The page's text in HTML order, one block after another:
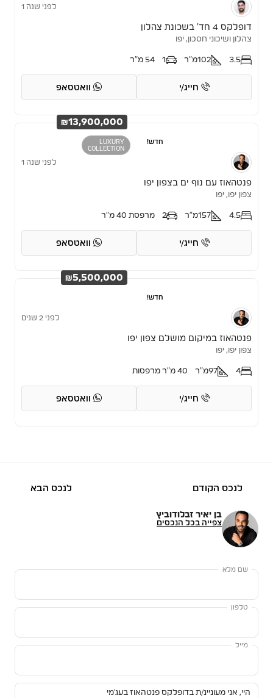
לפני שנה 1
דופלקס 4 חד’ בשכונת צהלון
צהלון ושיכוני חסכון, יפו
3.5
102מ"ר 1 54 מ"ר
חייג/י וואטסאפ
LUXURY
COLLECTION
חדש!
₪13,900,000
לפני שנה 1
פנטהאוז עם נוף ים בצפון יפו
צפון יפו, יפו
4.5
157מ"ר 2 מרפסת 40 מ"ר
חייג/י וואטסאפ
חדש!
₪5,500,000
לפני 2 שנים
פנטהאוז במיקום מושלם צפון יפו
צפון יפו, יפו
4
97מ"ר 40 מ"ר מרפסות
חייג/י וואטסאפ
לנכס הקודם לנכס הבא
בן יאיר זבלודוביץ
צפייה בכל הנכסים
שם מלא
טלפון
מייל